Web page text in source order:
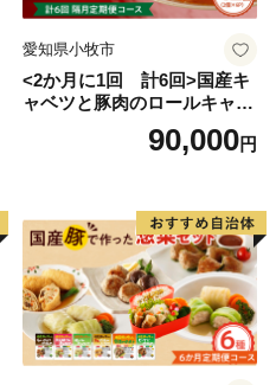
愛知県小牧市
<2か月に1回 計6回>国産キ
ャベツと豚肉のロールキャベ
90,000円